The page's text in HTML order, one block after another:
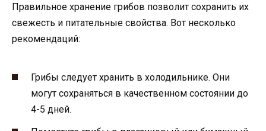
Правильное хранение грибов позволит сохранить их
свежесть и питательные свойства. Вот несколько
рекомендаций:
Грибы следует хранить в холодильнике. Они
могут сохраняться в качественном состоянии до
4-5 дней.